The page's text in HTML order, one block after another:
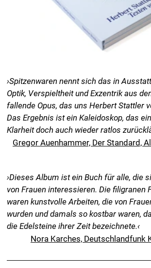
wurden und damals so kostbar waren, dass man sie als
die Edelsteine ihrer Zeit bezeichnete.‹
Nora Karches, Deutschlandfunk Kultur, Lesart, 08.
Dezember 2025
Spitzenwaren. Ein Album 1900–1954
Lektorat der deutschsprachigen Textbeiträge Jan-
Frederik Bandel
Konzept Herbert Stattler, Helmut Völter
Gestaltung Helmut Völter
Digitale Reproduktion Recom Art Care, Berlin
Druck & Bindung DZA Druckerei zu Altenburg GmbH
34 x 24 cm, 168 Seiten, Sprache: Deutsch